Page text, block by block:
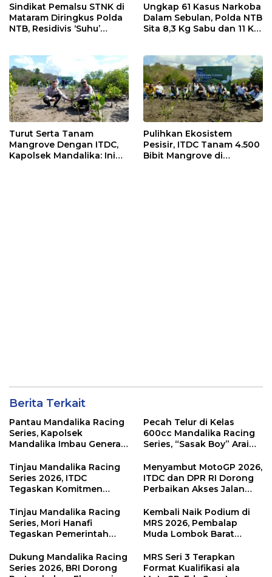
Sindikat Pemalsu STNK di
Mataram Diringkus Polda
NTB, Residivis ‘Suhu’
Ungkap 61 Kasus Narkoba
Dalam Sebulan, Polda NTB
Sita 8,3 Kg Sabu dan 11 Kg
Turut Serta Tanam
Mangrove Dengan ITDC,
Kapolsek Mandalika: Ini
Pulihkan Ekosistem
Pesisir, ITDC Tanam 4.500
Bibit Mangrove di
Berita Terkait
Pantau Mandalika Racing
Series, Kapolsek
Mandalika Imbau Generasi
Sirkuit, Bukan Jalan Raya
Pecah Telur di Kelas
600cc Mandalika Racing
Series, “Sasak Boy” Arai
Kemenangan
Tinjau Mandalika Racing
Series 2026, ITDC
Tegaskan Komitmen
Dampak Ekonomi
Kawasan
Menyambut MotoGP 2026,
ITDC dan DPR RI Dorong
Perbaikan Akses Jalan
di KEK Mandalika
Tinjau Mandalika Racing
Series, Mori Hanafi
Tegaskan Pemerintah
NTB
Kembali Naik Podium di
MRS 2026, Pembalap
Muda Lombok Barat
Menuju Tingkat Asia
Dukung Mandalika Racing
Series 2026, BRI Dorong
MRS Seri 3 Terapkan
Format Kualifikasi ala